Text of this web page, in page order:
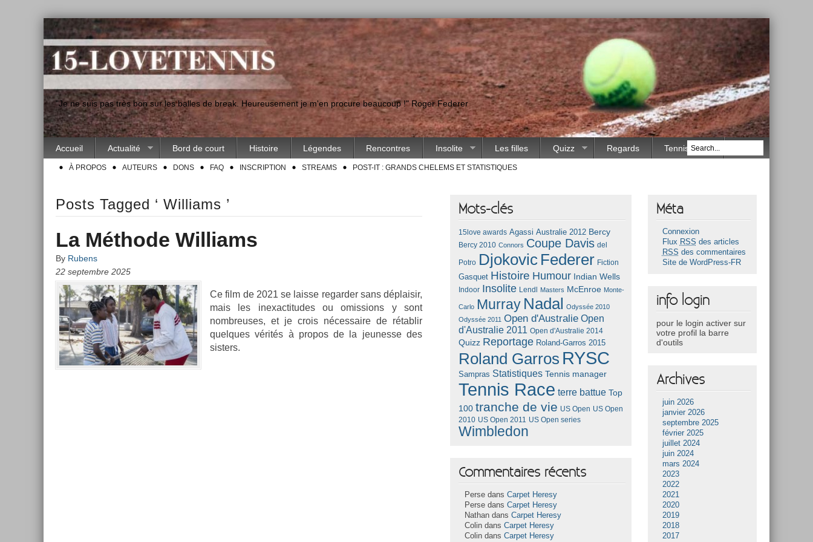
"Je ne suis pas très bon sur les balles de break. Heureusement je m'en procure beaucoup !" Roger Federer
Accueil Actualité Bord de court Histoire Légendes Rencontres Insolite Les filles Quizz Regards Tennis Race
À PROPOS AUTEURS DONS FAQ INSCRIPTION STREAMS POST-IT : GRANDS CHELEMS ET STATISTIQUES
Posts Tagged ‘ Williams ’
La Méthode Williams
By Rubens
22 septembre 2025
Ce film de 2021 se lais­se re­gard­er sans déplaisir,
mais les in­exac­titudes ou omiss­ions y sont
nombreuses, et je crois néces­saire de rétab­lir
quel­ques vérités à pro­pos de la jeunes­se des
sist­ers.
Mots-clés
15love awards Agassi Australie 2012 Bercy
Bercy 2010 Connors Coupe Davis del
Potro Djokovic Federer Fiction
Gasquet Histoire Humour Indian Wells
Indoor Insolite Lendl Masters McEnroe Monte-
Carlo Murray Nadal
Odyssée 2010
Odyssée 2011 Open d'Australie Open
d'Australie 2011 Open d'Australie 2014
Quizz Reportage Roland-Garros 2015
Roland Garros RYSC
Sampras Statistiques Tennis manager
Tennis Race terre battue Top
100 tranche de vie US Open US Open
2010 US Open 2011 US Open series
Wimbledon
Commentaires récents
Perse dansCarpet Heresy
Perse dansCarpet Heresy
Nathan dansCarpet Heresy
Colin dansCarpet Heresy
Colin dansCarpet Heresy
Méta
Connexion
Flux RSS des articles
RSS des commentaires
Site de WordPress-FR
info login
pour le login activer sur
votre profil la barre
d'outils
Archives
juin 2026
janvier 2026
septembre 2025
février 2025
juillet 2024
juin 2024
mars 2024
2023
2022
2021
2020
2019
2018
2017